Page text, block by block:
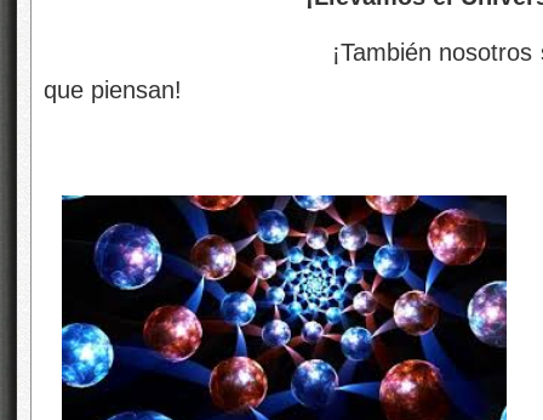
¡También nosotros somos
que piensan!